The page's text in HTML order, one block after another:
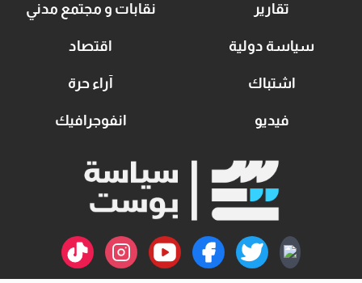
تقارير نقابات و مجتمع مدني
سياسة دولية اقتصاد
اشتباك آراء حرة
فيديو انفوجرافيك